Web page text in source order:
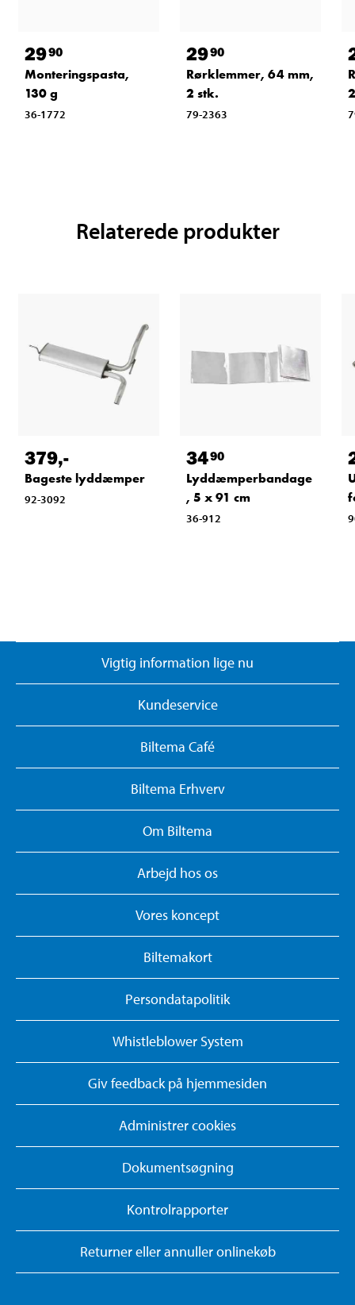
2990
Monteringspasta,
130 g
36-1772
2990
Rørklemmer, 64 mm,
2 stk.
79-2363
Relaterede produkter
379,-
Bageste lyddæmper
92-3092
3490
Lyddæmperbandage
, 5 x 91 cm
36-912
Vigtig information lige nu
Kundeservice
Biltema Café
Biltema Erhverv
Om Biltema
Arbejd hos os
Vores koncept
Biltemakort
Persondatapolitik
Whistleblower System
Giv feedback på hjemmesiden
Administrer cookies
Dokumentsøgning
Kontrolrapporter
Returner eller annuller onlinekøb